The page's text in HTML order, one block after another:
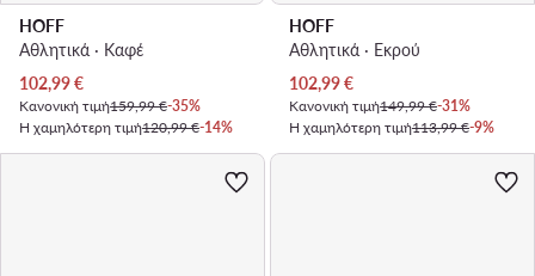
HOFF
Αθλητικά · Καφέ
Τρέχουσα τιμή
102,99€
Κανονική τιμή159,99 €-35%
Η χαμηλότερη τιμή120,99 €-14%
HOFF
Αθλητικά · Εκρού
Τρέχουσα τιμή
102,99€
Κανονική τιμή149,99 €-31%
Η χαμηλότερη τιμή113,99 €-9%